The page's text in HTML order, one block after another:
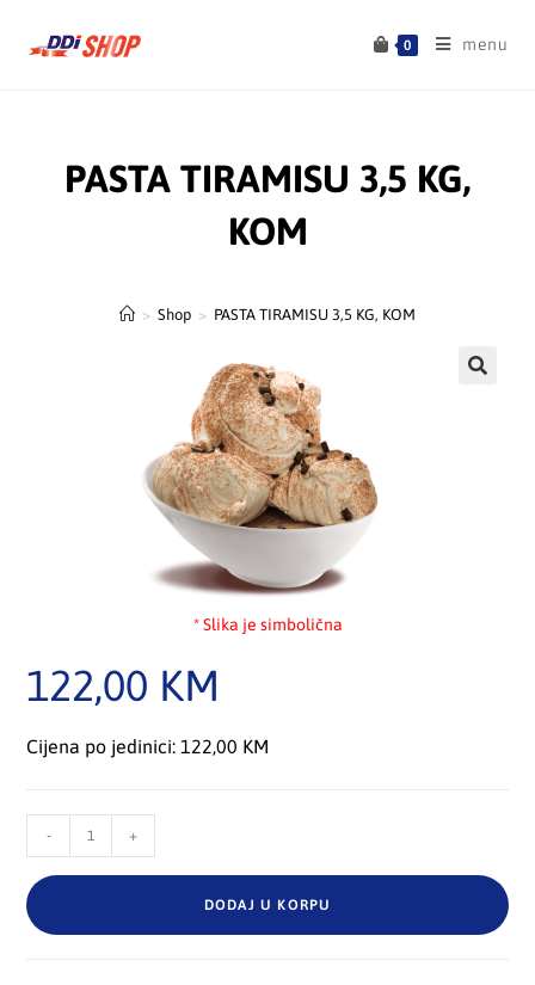
0 menu
PASTA TIRAMISU 3,5 KG,
KOM
> Shop > PASTA TIRAMISU 3,5 KG, KOM
* Slika je simbolična
122,00 KM
Cijena po jedinici: 122,00 KM
- +
DODAJ U KORPU